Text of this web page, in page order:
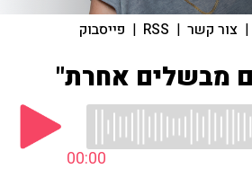
| צור קשר |
RSS
| פייסבוק
מבשלים אחרת"
00:00